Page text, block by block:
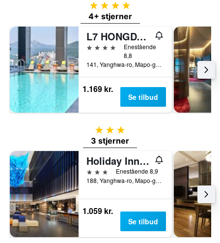
4 stjerner
4+ stjerner
L7 HONGDAE by LOTTE
4 stjerner
Enestående
8,8
141, Yanghwa-ro, Mapo-gu, Seoul, Sydkorea
1.169 kr.
Se tilbud
3 stjerner
3 stjerner
Holiday Inn Express Seoul Hongdae By IHG
3 stjernerEnestående 8,9
188, Yanghwa-ro, Mapo-gu, Seoul, Sydkorea
1.059 kr.
Se tilbud